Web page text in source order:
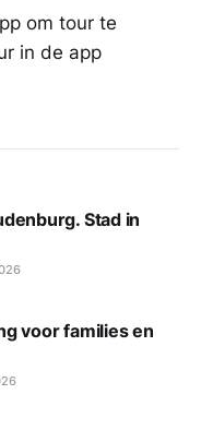
om tour te
in de app
Stad in
voor families en